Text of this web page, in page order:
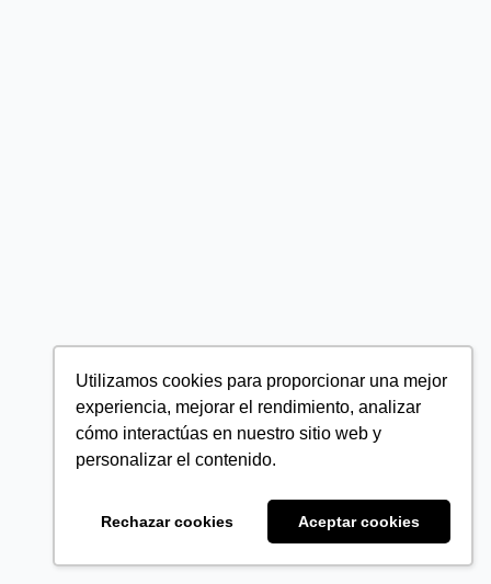
Utilizamos cookies para proporcionar una mejor
experiencia, mejorar el rendimiento, analizar
cómo interactúas en nuestro sitio web y
personalizar el contenido.
Rechazar cookies Aceptar cookies